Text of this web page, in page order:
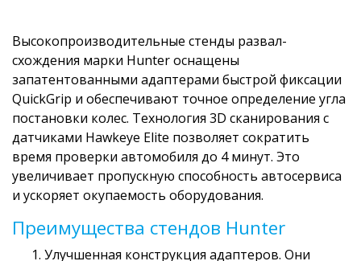
Высокопроизводительные стенды развал-
схождения марки Hunter оснащены
запатентованными адаптерами быстрой фиксации
QuickGrip и обеспечивают точное определение угла
постановки колес. Технология 3D сканирования с
датчиками Hawkeye Elite позволяет сократить
время проверки автомобиля до 4 минут. Это
увеличивает пропускную способность автосервиса
и ускоряет окупаемость оборудования.
Преимущества стендов Hunter
Улучшенная конструкция адаптеров. Они